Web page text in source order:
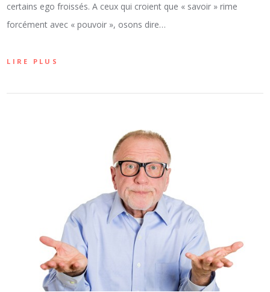
certains ego froissés. A ceux qui croient que « savoir » rime
forcément avec « pouvoir », osons dire…
LIRE PLUS